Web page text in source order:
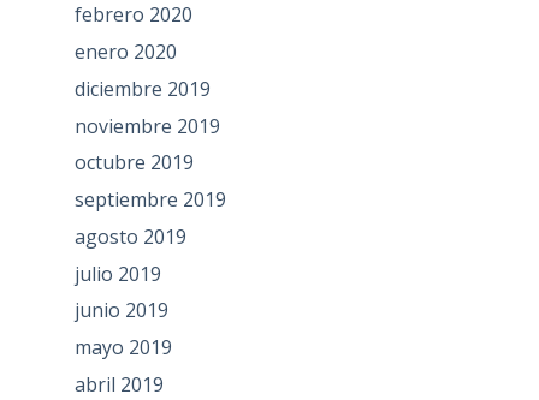
febrero 2020
enero 2020
diciembre 2019
noviembre 2019
octubre 2019
septiembre 2019
agosto 2019
julio 2019
junio 2019
mayo 2019
abril 2019